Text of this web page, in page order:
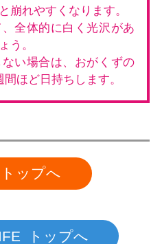
崩れやすくなります。
全体的に白く光沢があ
う。
い場合は、おがくずの
ほど日持ちします。
ップへ
トップへ